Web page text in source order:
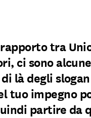
tra
ci sono
là degli
tuo impegno
partire da